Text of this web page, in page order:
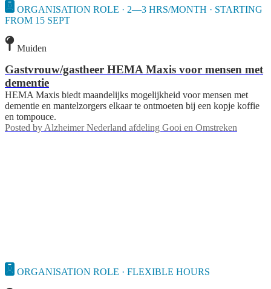
ORGANISATION ROLE · 2—3 HRS/MONTH · STARTING
FROM 15 SEPT
Muiden
Gastvrouw/gastheer HEMA Maxis voor mensen met
dementie
HEMA Maxis biedt maandelijks mogelijkheid voor mensen met
dementie en mantelzorgers elkaar te ontmoeten bij een kopje koffie
en tompouce.
Posted byAlzheimer Nederland afdeling Gooi en Omstreken
ORGANISATION ROLE · FLEXIBLE HOURS